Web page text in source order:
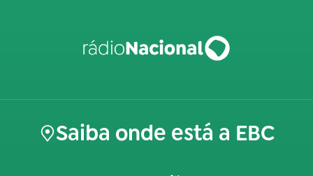
Saiba onde está a EBC